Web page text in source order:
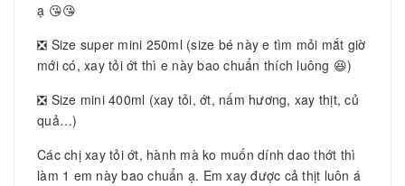
ạ 😘😘
❎ Size super mini 250ml (size bé này e tìm mỏi mắt giờ
mới có, xay tỏi ớt thì e này bao chuẩn thích luông 😆)
❎ Size mini 400ml (xay tỏi, ớt, nấm hương, xay thịt, củ
quả…)
Các chị xay tỏi ớt, hành mà ko muốn dính dao thớt thì
làm 1 em này bao chuẩn ạ. Em xay được cả thịt luôn á